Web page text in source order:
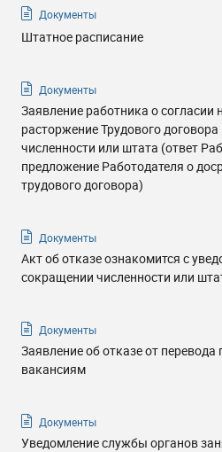
Документы
Штатное расписание
Документы
Заявление работника о согласии
расторжение Трудового
численности или штата (ответ
предложение Работодателя о
трудового договора)
Документы
Акт об отказе ознакомится с
сокращении численности или
Документы
Заявление об отказе от
вакансиям
Документы
Уведомление службы органов